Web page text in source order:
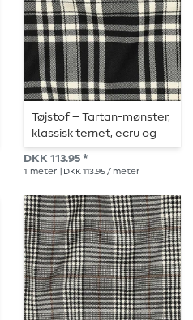
Tøjstof – Tartan-mønster,
klassisk ternet, ecru og
sort
DKK 113.95 *
1 meter | DKK 113.95 / meter